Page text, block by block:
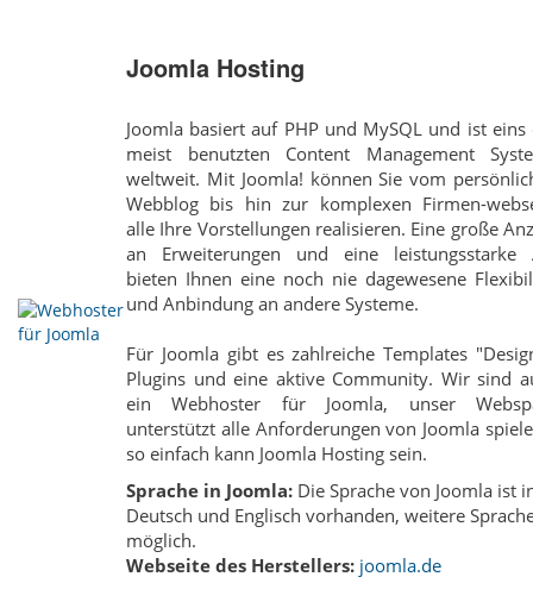
Joomla Hosting
Joomla basiert auf PHP und MySQL und ist eins
meist benutzten Content Management
weltweit. Mit Joomla! können Sie vom
Webblog bis hin zur komplexen Firmen-
alle Ihre Vorstellungen realisieren. Eine große
an Erweiterungen und eine leistungsstarke
bieten Ihnen eine noch nie dagewesene
und Anbindung an andere Systeme.
Für Joomla gibt es zahlreiche Templates
Plugins und eine aktive Community. Wir sind
ein Webhoster für Joomla, unser
unterstützt alle Anforderungen von Joomla
so einfach kann Joomla Hosting sein.
Sprache in Joomla: Die Sprache von Joomla ist
Deutsch und Englisch vorhanden, weitere
möglich.
Webseite des Herstellers: joomla.de